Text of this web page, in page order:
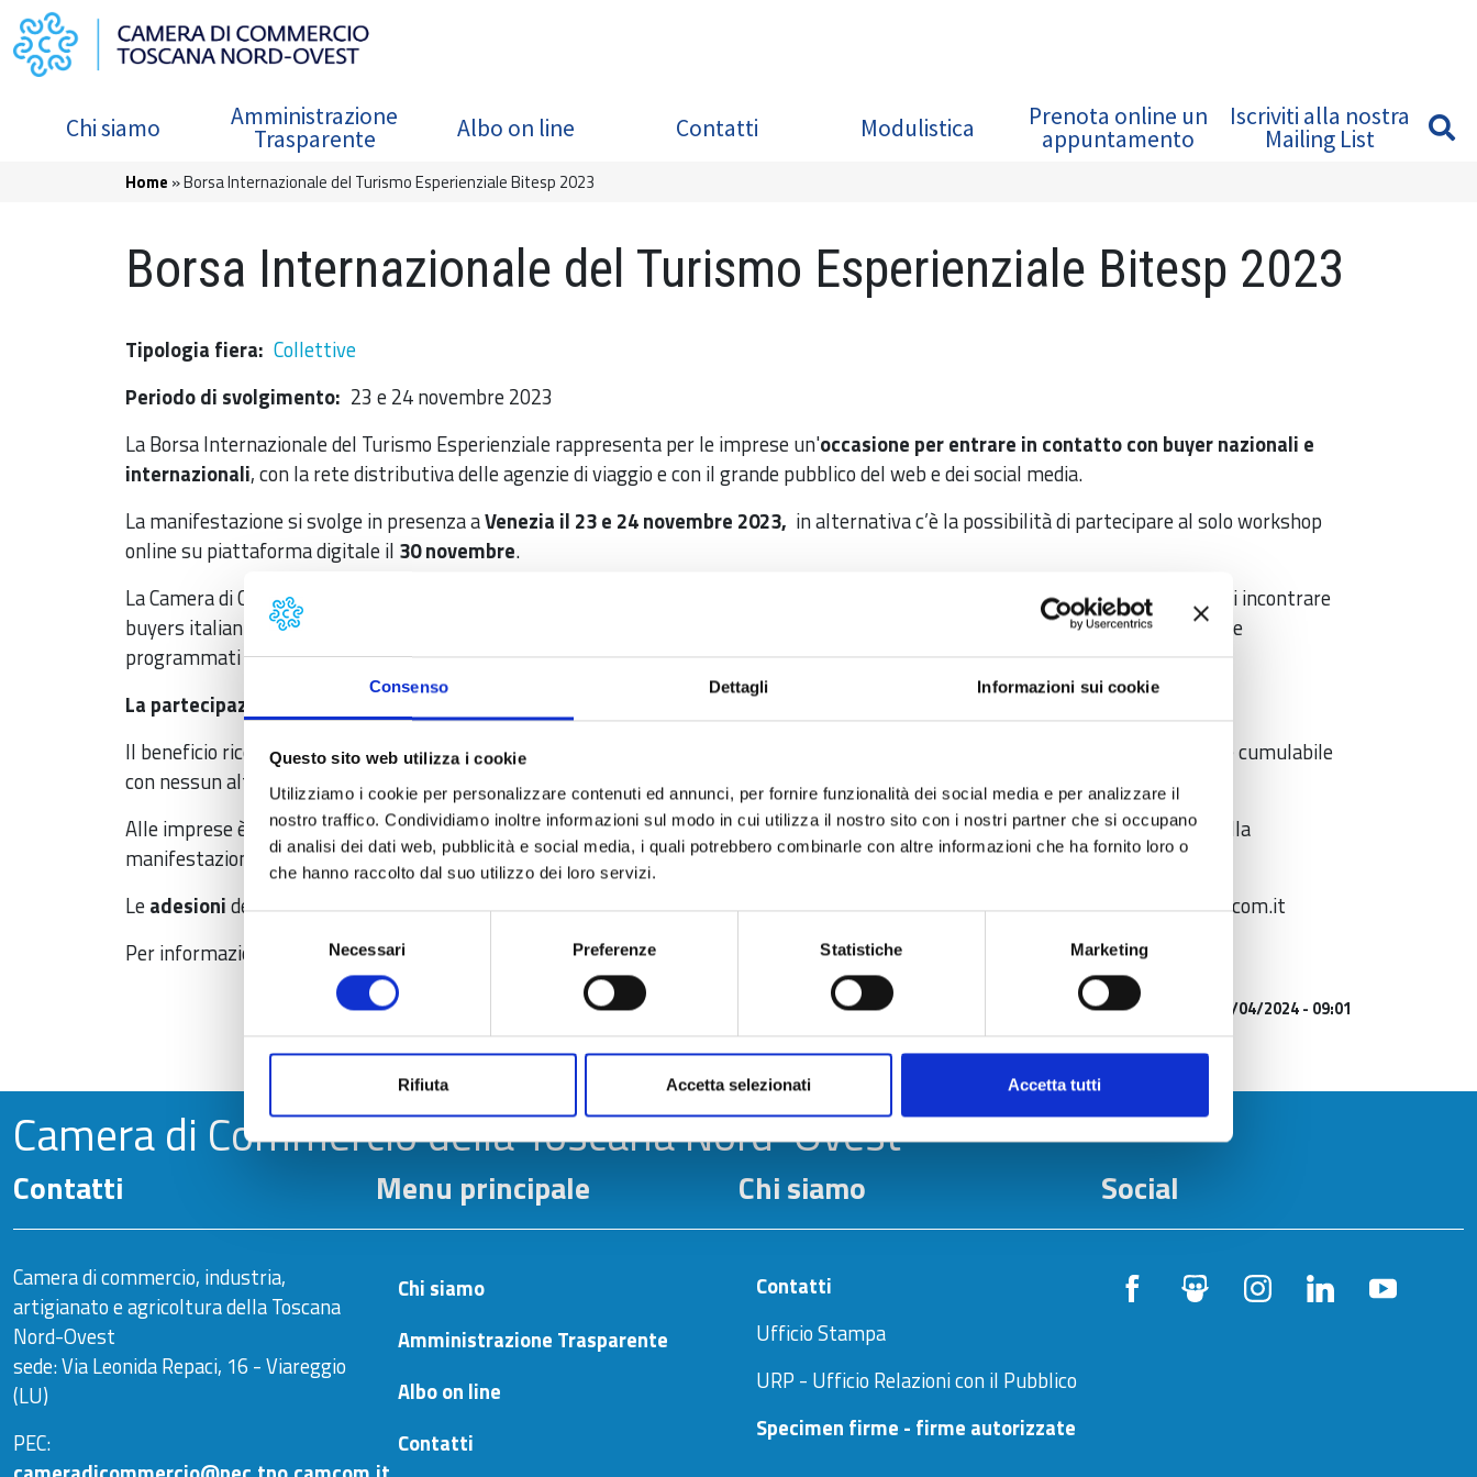
Consenso Dettagli Informazioni sui cookie
Questo sito web utilizza i cookie
Utilizziamo i cookie per personalizzare contenuti ed annunci, per fornire funzionalità dei social media e per analizzare il
nostro traffico. Condividiamo inoltre informazioni sul modo in cui utilizza il nostro sito con i nostri partner che si occupano
di analisi dei dati web, pubblicità e social media, i quali potrebbero combinarle con altre informazioni che ha fornito loro o
che hanno raccolto dal suo utilizzo dei loro servizi.
del
Necessari Preferenze Statistiche Marketing
Rifiuta Accetta selezionati Accetta tutti
Salta al contenuto principale
Navigazione principale
Chi siamo Amministrazione
Trasparente Albo on line Contatti Modulistica Prenota online un
appuntamento
Iscriviti alla nostra
Mailing List
Briciole di pane
Home Borsa Internazionale del Turismo Esperienziale Bitesp 2023
Borsa Internazionale del Turismo Esperienziale Bitesp 2023
Tipologia fiera Collettive
Periodo di svolgimento 23 e 24 novembre 2023
La Borsa Internazionale del Turismo Esperienziale rappresenta per le imprese un'occasione per entrare in contatto con buyer nazionali e
internazionali, con la rete distributiva delle agenzie di viaggio e con il grande pubblico del web e dei social media.
La manifestazione si svolge in presenza aVenezia il 23 e 24 novembre 2023, in alternativa c’è la possibilità di partecipare al solo workshop
online su piattaforma digitale il 30 novembre.
La Camera di Commercio sarà presente alla fiera con uno stand ed offre a 30 imprese del settore turistico ricettivo l'opportunità di incontrare
buyers italiani ed internazionali, 12 incontri in presenza calendarizzati nelle giornate di mercoledì 23 o giovedì 24 novembre, oppure
programmati online su piattaforma digitale nella giornata del 30 novembre.
La partecipazione all'evento per le imprese delle province di Lucca, Pisa e Massa-Carrara è gratuita.
Il beneficio riconosciuto all’impresa, per la partecipazione gratuita, costituisce Aiuto di Stato erogato in regime de minimis e non è cumulabile
con nessun altro aiuto pubblico, coprendo per intero il costo del servizio.
Alle imprese è richiesto il deposito di una cauzione di euro 300 a garanzia dell'effettiva presenza, che sarà restituito al termine della
manifestazione.
Leadesionidevono essere trasmesseentro il 27 ottobre 2023, esclusivamente a mezzo PEC: cameradicommercio@pec.tno.camcom.it
Per informazioni più dettagliate su costi e modalità di partecipazione si prega di prendere visione della circolare allegata.
Aggiornato al 16/04/2024 - 09:01
Camera di Commercio della Toscana Nord-Ovest
Contatti
Camera di commercio, industria,
artigianato e agricoltura della Toscana
Nord-Ovest
sede: Via Leonida Repaci, 16 - Viareggio
(LU)
PEC:
Menu principale
Chi siamo
Amministrazione Trasparente
Albo on line
Contatti
Chi siamo
Contatti
Ufficio Stampa
URP - Ufficio Relazioni con il Pubblico
Specimen firme - firme autorizzate
Social